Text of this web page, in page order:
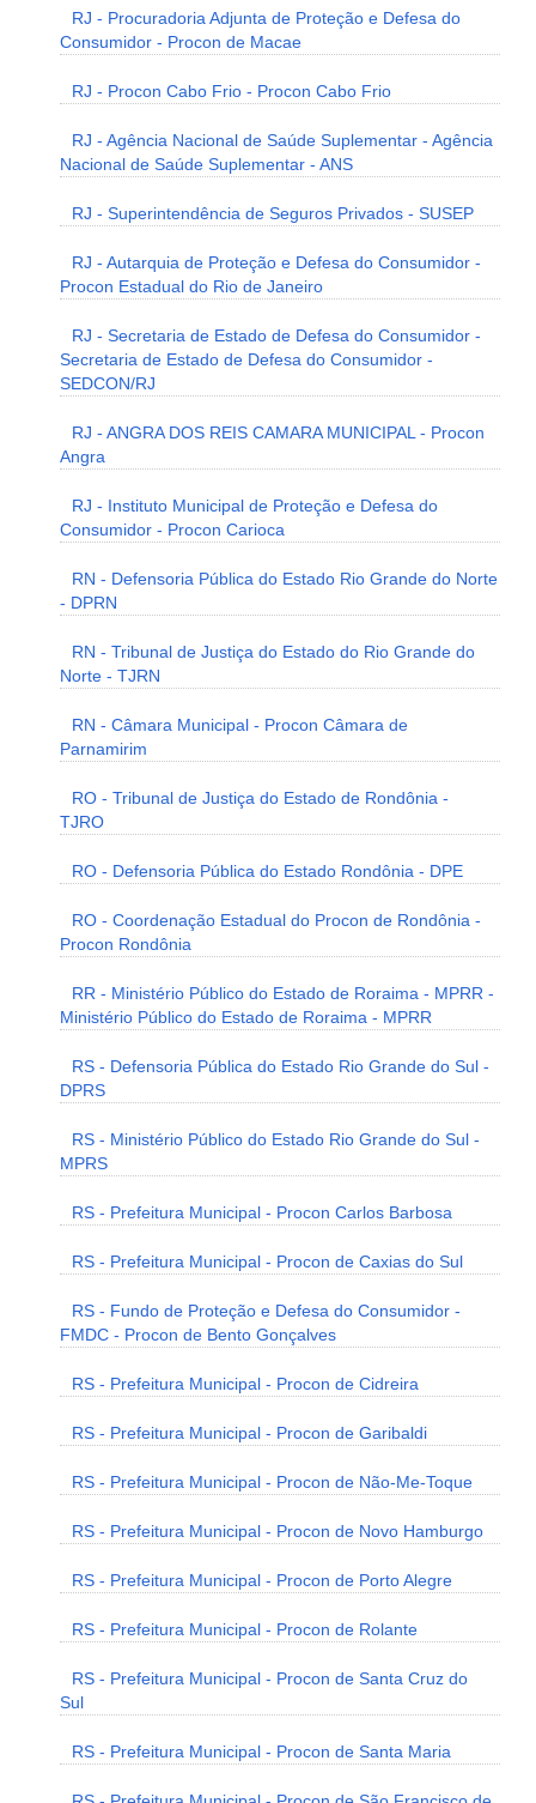
RJ - Procuradoria Adjunta de Proteção e Defesa do
Consumidor - Procon de Macae
RJ - Procon Cabo Frio - Procon Cabo Frio
RJ - Agência Nacional de Saúde Suplementar - Agência
Nacional de Saúde Suplementar - ANS
RJ - Superintendência de Seguros Privados - SUSEP
RJ - Autarquia de Proteção e Defesa do Consumidor -
Procon Estadual do Rio de Janeiro
RJ - Secretaria de Estado de Defesa do Consumidor -
Secretaria de Estado de Defesa do Consumidor -
SEDCON/RJ
RJ - ANGRA DOS REIS CAMARA MUNICIPAL - Procon
Angra
RJ - Instituto Municipal de Proteção e Defesa do
Consumidor - Procon Carioca
RN - Defensoria Pública do Estado Rio Grande do Norte
- DPRN
RN - Tribunal de Justiça do Estado do Rio Grande do
Norte - TJRN
RN - Câmara Municipal - Procon Câmara de
Parnamirim
RO - Tribunal de Justiça do Estado de Rondônia -
TJRO
RO - Defensoria Pública do Estado Rondônia - DPE
RO - Coordenação Estadual do Procon de Rondônia -
Procon Rondônia
RR - Ministério Público do Estado de Roraima - MPRR -
Ministério Público do Estado de Roraima - MPRR
RS - Defensoria Pública do Estado Rio Grande do Sul -
DPRS
RS - Ministério Público do Estado Rio Grande do Sul -
MPRS
RS - Prefeitura Municipal - Procon Carlos Barbosa
RS - Prefeitura Municipal - Procon de Caxias do Sul
RS - Fundo de Proteção e Defesa do Consumidor -
FMDC - Procon de Bento Gonçalves
RS - Prefeitura Municipal - Procon de Cidreira
RS - Prefeitura Municipal - Procon de Garibaldi
RS - Prefeitura Municipal - Procon de Não-Me-Toque
RS - Prefeitura Municipal - Procon de Novo Hamburgo
RS - Prefeitura Municipal - Procon de Porto Alegre
RS - Prefeitura Municipal - Procon de Rolante
RS - Prefeitura Municipal - Procon de Santa Cruz do
Sul
RS - Prefeitura Municipal - Procon de Santa Maria